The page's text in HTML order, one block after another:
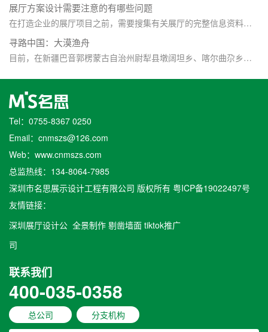
展厅方案设计需要注意的有哪些问题
在打造企业的展厅项目之前，需要搜集有关展厅的完整信息资料的，要详细了解一下需要展示的内容是什么。然后对展厅的整体的设计要有一个定位，也就是要明确主题，所有展厅的设计一定都是围着主题去设计的。前期规划好了，做设计的时候就不会忘记，就不会显得很乱。
寻路中国：大漠渔舟
目前，在新疆巴音郭楞蒙古自治州尉犁县墩阔坦乡、喀尔曲尕乡等地，还有许多罗布人的后裔。他们逐步学会了农耕、养殖、缝纫、烹饪、加工、维修、电子商务技术等。
Tel：0755-8367 0250
Email：cnmszs@126.com
Web：www.cnmszs.com
总监热线：134-8064-7985
深圳市名思展示设计工程有限公司 版权所有 粤ICP备19022497号
友情链接：
深圳展厅设计公
司
全景制作 剔凿墙面 tiktok推广
联系我们
400-035-0358
总公司 分支机构